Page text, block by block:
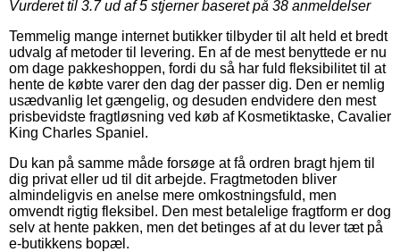
Vurderet til 3.7ud af 5 stjerner baseret på 38 anmeldelser
Temmelig mange internet butikker tilbyder til alt held et bredt
udvalg af metoder til levering. En af de mest benyttede er nu
om dage pakkeshoppen, fordi du så har fuld fleksibilitet til at
hente de købte varer den dag der passer dig. Den er nemlig
usædvanlig let gængelig, og desuden endvidere den mest
prisbevidste fragtløsning ved køb af Kosmetiktaske, Cavalier
King Charles Spaniel.
Du kan på samme måde forsøge at få ordren bragt hjem til
dig privat eller ud til dit arbejde. Fragtmetoden bliver
almindeligvis en anelse mere omkostningsfuld, men
omvendt rigtig fleksibel. Den mest betalelige fragtform er dog
selv at hente pakken, men det betinges af at du lever tæt på
e-butikkens bopæl.